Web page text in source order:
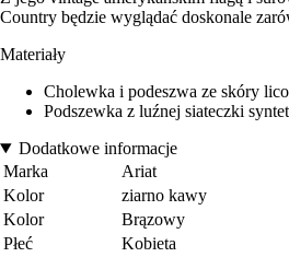
Country będzie wyglądać doskonale
Materiały
Cholewka i podeszwa ze skóry
Podszewka z luźnej siateczki
Dodatkowe informacje
Marka
Ariat
Kolor
ziarno kawy
Kolor
Brązowy
Płeć
Kobieta